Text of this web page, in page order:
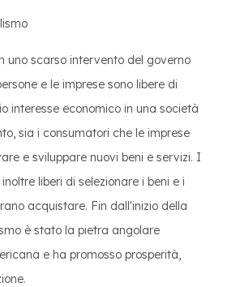
uno scarso intervento del governo
e le imprese sono libere di
interesse economico in una società
sia i consumatori che le imprese
e sviluppare nuovi beni e servizi. I
liberi di selezionare i beni e i
acquistare. Fin dall'inizio della
è stato la pietra angolare
e ha promosso prosperità,